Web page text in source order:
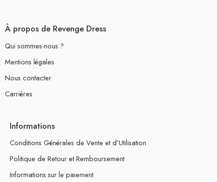
À propos de Revenge Dress
Qui sommes-nous ?
Mentions légales
Nous contacter
Carrières
Informations
Conditions Générales de Vente et d’Utilisation
Politique de Retour et Remboursement
Informations sur le paiement